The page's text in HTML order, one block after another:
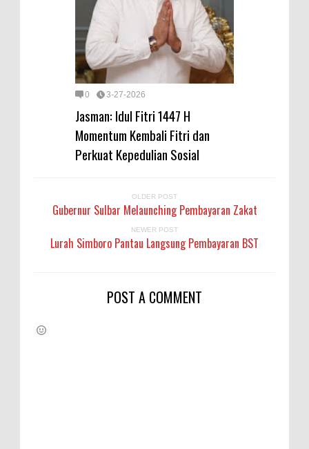
0 3-27-2026
Jasman: Idul Fitri 1447 H
Momentum Kembali Fitri dan
Perkuat Kepedulian Sosial
OLDER POST
Gubernur Sulbar Melaunching Pembayaran Zakat
NEWER POST
Lurah Simboro Pantau Langsung Pembayaran BST
POST A COMMENT